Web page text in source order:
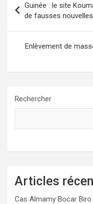
de
l’article
Guinée : le site
de fausses
Enlèvement de
Rechercher
Articles
Cas Almamy Bocar